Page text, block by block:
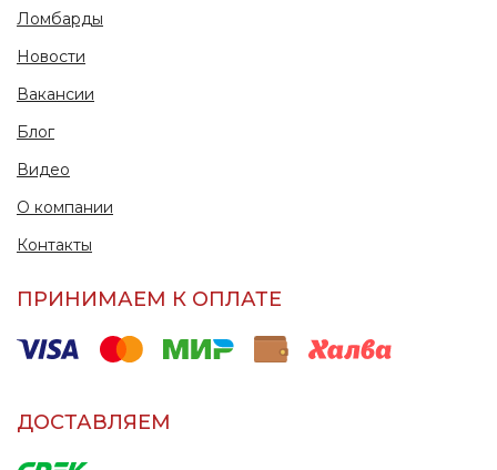
Ломбарды
Новости
Вакансии
Блог
Видео
О компании
Контакты
ПРИНИМАЕМ К ОПЛАТЕ
ДОСТАВЛЯЕМ